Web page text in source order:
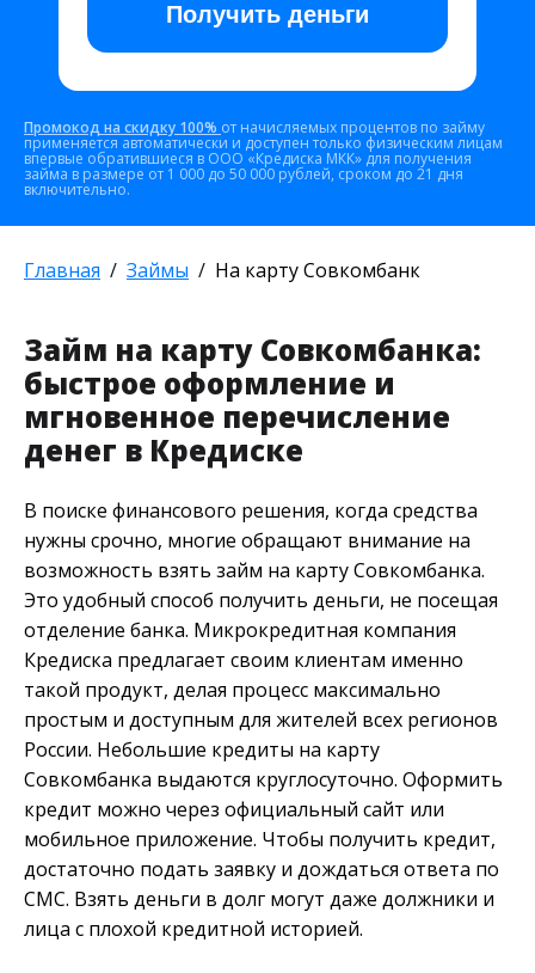
Получить деньги
Промокод на скидку 100% от начисляемых процентов по займу
применяется автоматически и доступен только физическим лицам
впервые обратившиеся в ООО «Кредиска МКК» для получения
займа в размере от 1 000 до 50 000 рублей, сроком до 21 дня
включительно.
Главная Займы На карту Совкомбанк
Займ на карту Совкомбанка:
быстрое оформление и
мгновенное перечисление
денег в Кредиске
В поиске финансового решения, когда средства
нужны срочно, многие обращают внимание на
возможность взять займ на карту Совкомбанка.
Это удобный способ получить деньги, не посещая
отделение банка. Микрокредитная компания
Кредиска предлагает своим клиентам именно
такой продукт, делая процесс максимально
простым и доступным для жителей всех регионов
России. Небольшие кредиты на карту
Совкомбанка выдаются круглосуточно. Оформить
кредит можно через официальный сайт или
мобильное приложение. Чтобы получить кредит,
достаточно подать заявку и дождаться ответа по
СМС. Взять деньги в долг могут даже должники и
лица с плохой кредитной историей.